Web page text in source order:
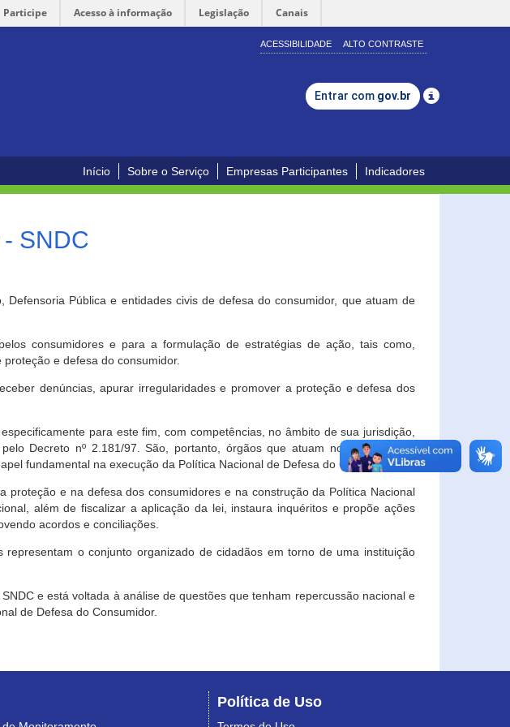
Participe Acesso à informação Legislação Canais
ACESSIBILIDADE ALTO CONTRASTE
Entrar com gov.br
Início Sobre o Serviço Empresas Participantes Indicadores
SNDC
Pública e entidades civis de defesa do consumidor, que atuam de
consumidores e para a formulação de estratégias de ação, tais como,
e defesa do consumidor.
denúncias, apurar irregularidades e promover a proteção e defesa dos
para este fim, com competências, no âmbito de sua jurisdição,
Decreto nº 2.181/97. São, portanto, órgãos que atuam no âmbito local,
fundamental na execução da Política Nacional de Defesa do Consumidor.
e na defesa dos consumidores e na construção da Política Nacional
além de fiscalizar a aplicação da lei, instaura inquéritos e propõe ações
acordos e conciliações.
o conjunto organizado de cidadãos em torno de uma instituição
e está voltada à análise de questões que tenham repercussão nacional e
de Defesa do Consumidor.
Política de Uso